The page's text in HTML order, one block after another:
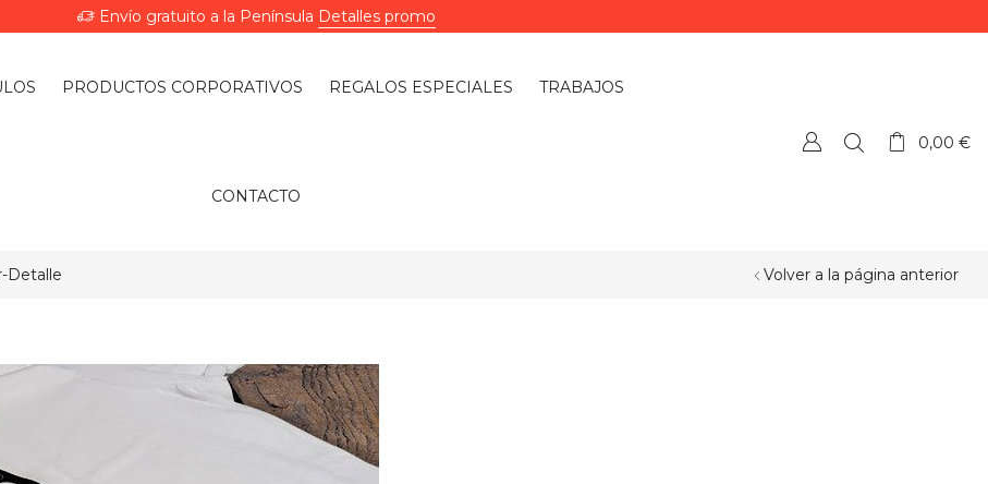
Envío gratuito a la Península Detalles promo
PRODUCTOS CORPORATIVOS REGALOS ESPECIALES TRABAJOS
CONTACTO
0,00€
Volver a la página anterior
Detalle